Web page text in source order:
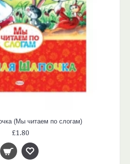
(Мы читаем по слогам)
£1.80